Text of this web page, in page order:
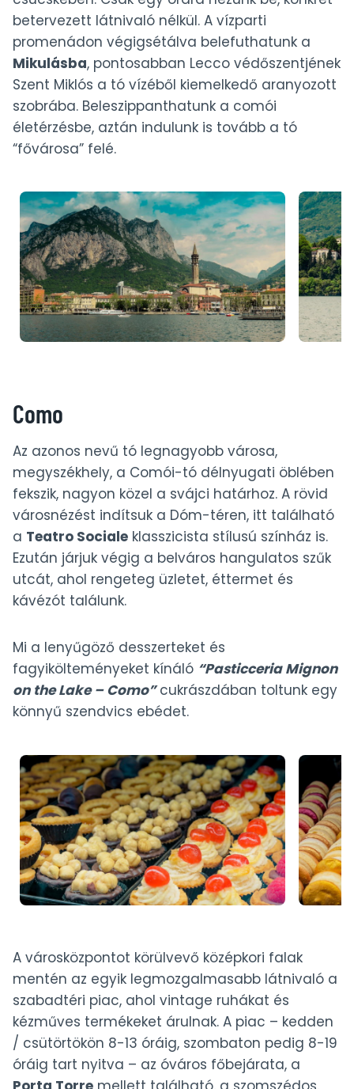
betervezett látnivaló nélkül. A vízparti
promenádon végigsétálva belefuthatunk a
Mikulásba, pontosabban Lecco védőszentjének
Szent Miklós a tó vízéből kiemelkedő aranyozott
szobrába. Beleszippanthatunk a comói
életérzésbe, aztán indulunk is tovább a tó
“fővárosa” felé.
Como
Az azonos nevű tó legnagyobb városa,
megyszékhely, a Comói-tó délnyugati öblében
fekszik, nagyon közel a svájci határhoz. A rövid
városnézést indítsuk a Dóm-téren, itt található
a Teatro Sociale klasszicista stílusú színház is.
Ezután járjuk végig a belváros hangulatos szűk
utcát, ahol rengeteg üzletet, éttermet és
kávézót találunk.
Mi a lenyűgöző desszerteket és
fagyikölteményeket kínáló “Pasticceria Mignon
on the Lake – Como”cukrászdában toltunk egy
könnyű szendvics ebédet.
A városközpontot körülvevő középkori falak
mentén az egyik legmozgalmasabb látnivaló a
szabadtéri piac, ahol vintage ruhákat és
kézműves termékeket árulnak. A piac – kedden
/ csütörtökön 8-13 óráig, szombaton pedig 8-19
óráig tart nyitva – az óváros főbejárata, a